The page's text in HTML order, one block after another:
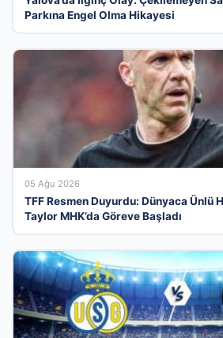
Parkına Engel Olma Hikayesi
05 Ağu 2026
TFF Resmen Duyurdu: Dünyaca Ünlü
Taylor MHK’da Göreve Başladı